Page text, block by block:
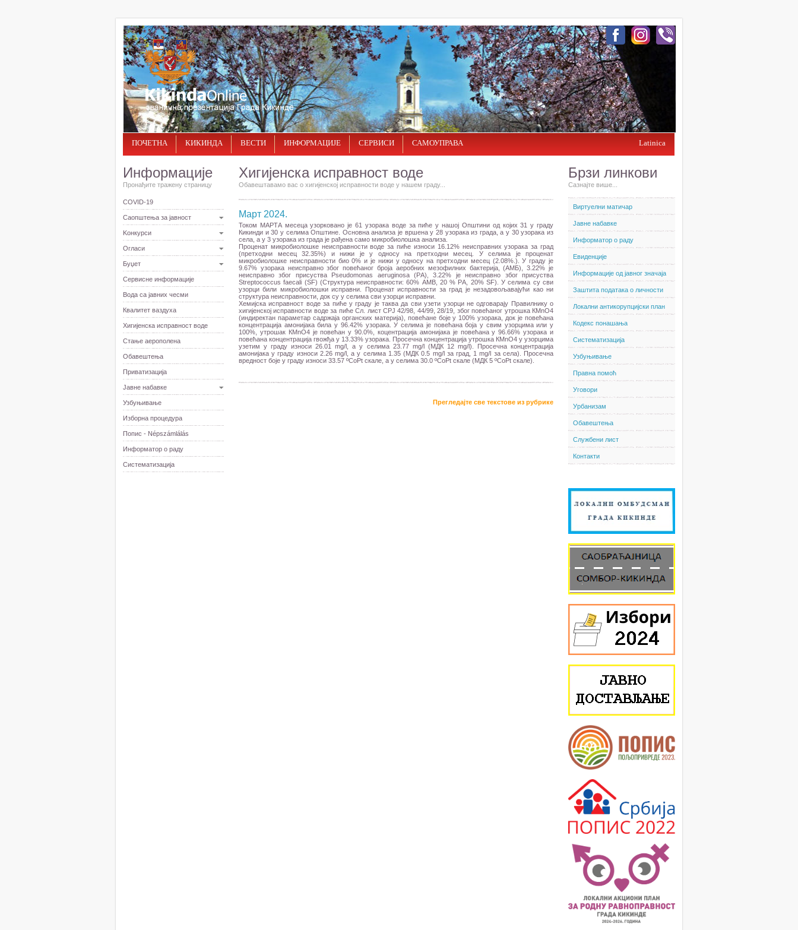
ПОЧЕТНА КИКИНДА ВЕСТИ ИНФОРМАЦИЈЕ СЕРВИСИ САМОУПРАВА Latinica
Информације
Пронађите тражену страницу
COVID-19
Саопштења за јавност
Kонкурси
Огласи
Буџет
Сервисне информације
Вода са јавних чесми
Квалитет ваздуха
Хигијенска исправност воде
Стање аерополена
Обавештења
Приватизација
Јавне набавке
Узбуњивање
Изборна процедура
Попис - Népszámlálás
Информатор о раду
Систематизација
Хигијенска исправност воде
Обавештавамо вас о хигијенској исправности воде у нашем граду...
Март 2024.
Током МАРТА месеца узорковано је 61 узорака воде за пиће у нашој Општини од којих 31 у граду
Кикинди и 30 у селима Општине. Основна анализа је вршена у 28 узорака из града, а у 30 узорака из
села, а у 3 узорака из града је рађена само микробиолошка анализа.
Проценат микробиолошке неисправности воде за пиће износи 16.12% неисправних узорака за град
(претходни месец 32.35%) и нижи је у односу на претходни месец. У селима је проценат
микробиолошке неисправности био 0% и је нижи у односу на претходни месец (2.08%.). У граду је
9.67% узорака неисправно због повећаног броја аеробних мезофилних бактерија, (AМБ), 3.22% је
неисправно због присуства Pseudomonas aeruginosa (PА), 3.22% је неисправно због присуства
Streptococcus faecali (SF) (Структура неисправности: 60% АМB, 20 % PА, 20% SF). У селима су сви
узорци били микробиолошки исправни. Проценат исправности за град је незадовољавајући као ни
структура неисправности, док су у селима сви узорци исправни.
Хемијска исправност воде за пиће у граду је таква да сви узети узорци не одговарају Правилнику о
хигијенској исправности воде за пиће Сл. лист СРЈ 42/98, 44/99, 28/19, због повећаног утрошка КМnО4
(индиректан параметар садржаја органских материја), повећане боје у 100% узорака, док је повећана
концентрација амонијака била у 96.42% узорака. У селима је повећана боја у свим узорцима или у
100%, утрошак КМnО4 је повећан у 90.0%, коцентрација амонијака је повећана у 96.66% узорака и
повећана концентрација гвожђа у 13.33% узорака. Просечна концентрација утрошка КМnО4 у узорцима
узетим у граду износи 26.01 mg/l, а у селима 23.77 mg/l (МДК 12 mg/l). Просечна концентрација
амонијака у граду износи 2.26 mg/l, а у селима 1.35 (МДК 0.5 mg/l за град, 1 mg/l за села). Просечна
вредност боје у граду износи 33.57 ºCоPt скале, а у селима 30.0 ºCоPt скале (МДК 5 ºCоPt скале).
Прегледајте све текстове из рубрике
Брзи линкови
Сазнајте више...
Виртуелни матичар
Јавне набавке
Информатор о раду
Евиденције
Информације од јавног значаја
Заштита података о личности
Локални антикорупцијски план
Кодекс понашања
Систематизација
Узбуњивање
Правна помоћ
Уговори
Урбанизам
Обавештења
Службени лист
Контакти